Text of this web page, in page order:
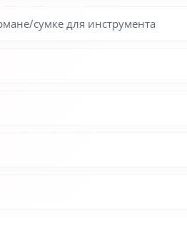
сумке для инструмента